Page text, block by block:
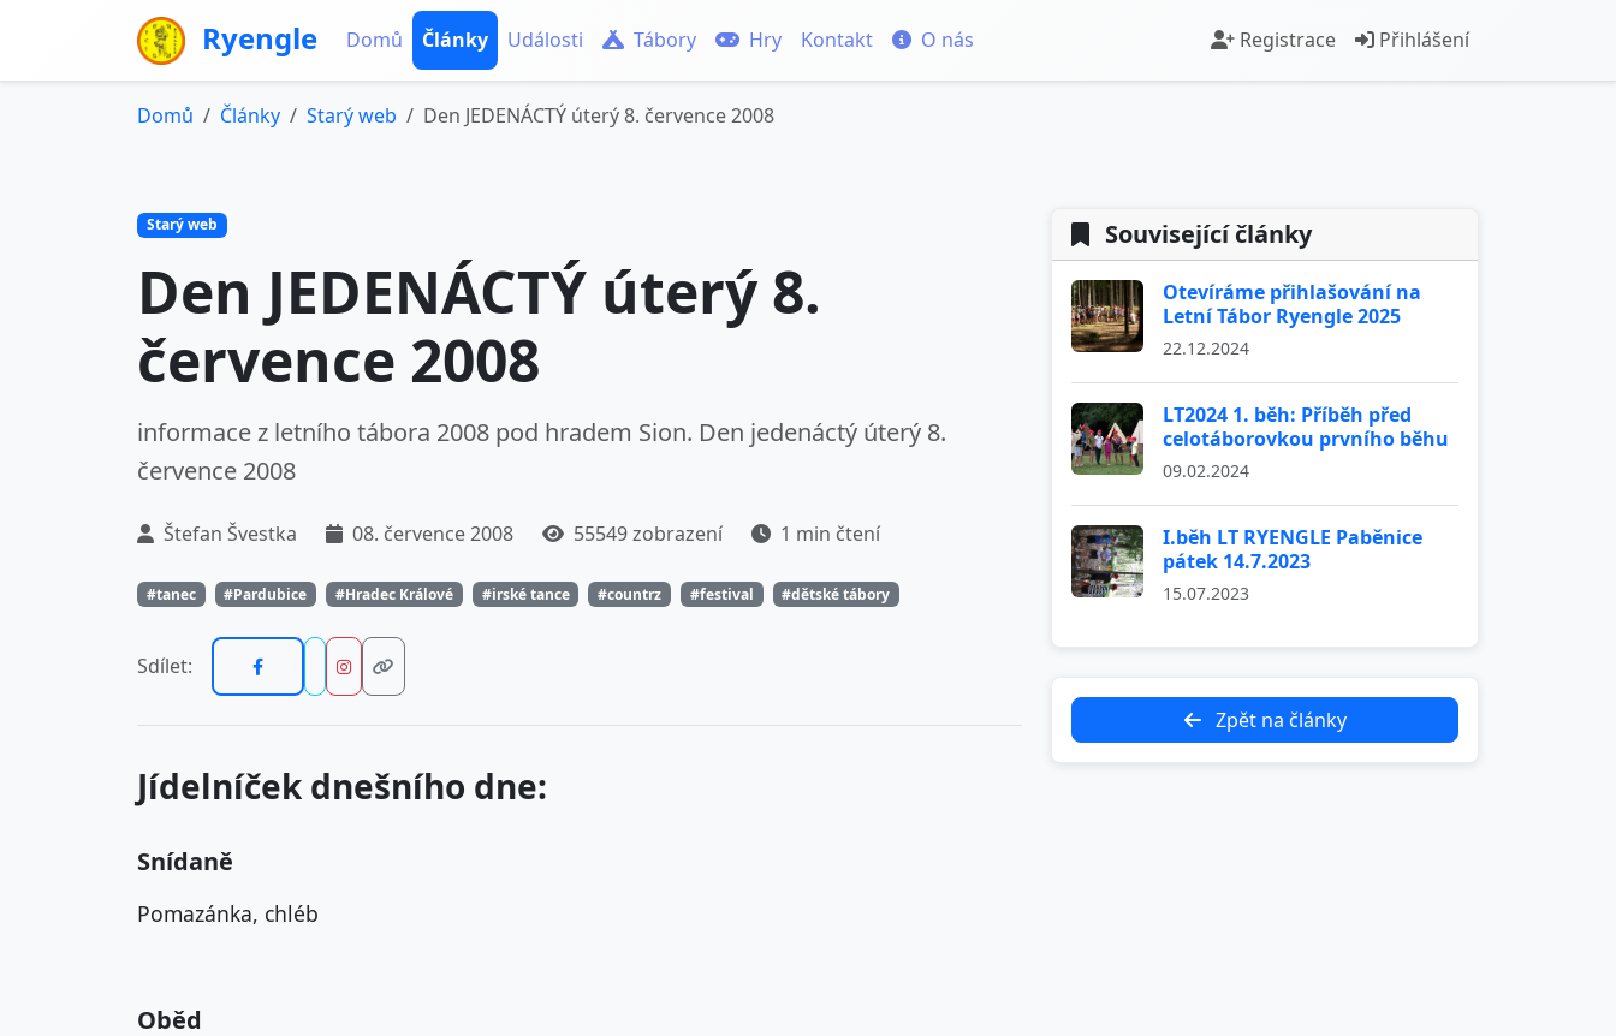
Ryengle Domů Články Události Tábory Hry Kontakt O nás Registrace Přihlášení
Domů Články Starý web Den JEDENÁCTÝ úterý 8. července 2008
Starý web
Den JEDENÁCTÝ úterý 8.
července 2008
informace z letního tábora 2008 pod hradem Sion. Den jedenáctý úterý 8.
července 2008
Štefan Švestka 08. července 2008 55549 zobrazení 1 min čtení
#tanec #Pardubice #Hradec Králové #irské tance #countrz #festival #dětské tábory
Sdílet:
Jídelníček dnešního dne:
Snídaně
Pomazánka, chléb
Oběd
Související články
Otevíráme přihlašování na
Letní Tábor Ryengle 2025
22.12.2024
LT2024 1. běh: Příběh před
celotáborovkou prvního běhu
09.02.2024
I.běh LT RYENGLE Paběnice
pátek 14.7.2023
15.07.2023
Zpět na články